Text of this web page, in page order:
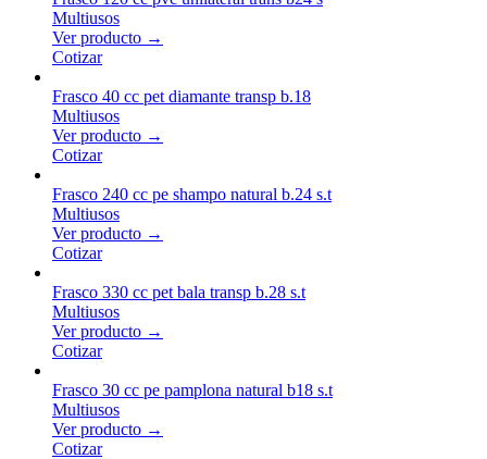
Multiusos
Ver producto →
Cotizar
Frasco 40 cc pet diamante transp b.18
Multiusos
Ver producto →
Cotizar
Frasco 240 cc pe shampo natural b.24 s.t
Multiusos
Ver producto →
Cotizar
Frasco 330 cc pet bala transp b.28 s.t
Multiusos
Ver producto →
Cotizar
Frasco 30 cc pe pamplona natural b18 s.t
Multiusos
Ver producto →
Cotizar